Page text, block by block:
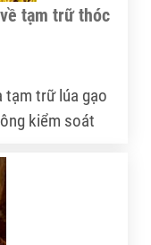
tạm trữ thóc
tạm trữ lúa gạo
kiểm soát
gạo trực tiếp
nghiệp và
bàn về đề án